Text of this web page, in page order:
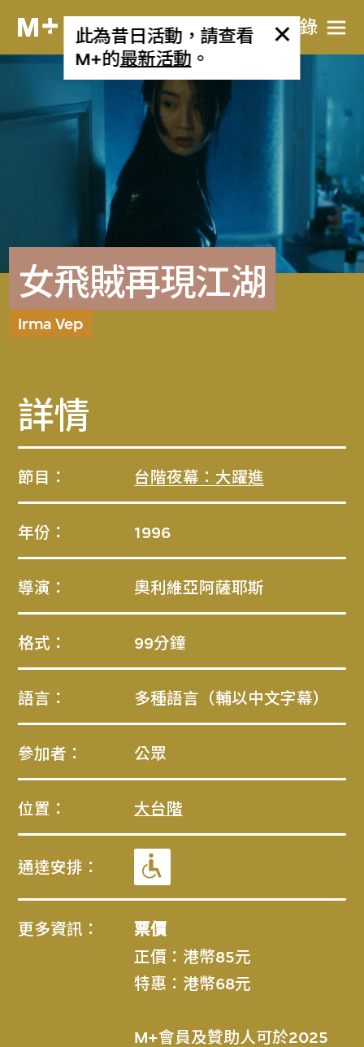
目​錄
此為昔日活動，請查看
M+的最新活動 。
女飛賊再現江湖
Irma Vep
詳情
節目： 台階夜幕：大躍進
年份： 1996
導演： 奧利維亞阿薩耶斯
格式： 99分鐘
語言： 多種語言（輔以中文字幕）
參加者： 公眾
位置： 大台階
通達安排：
更多資訊： 票價
正價：港幣85元
特惠：港幣68元
M+會員及贊助人可於2025